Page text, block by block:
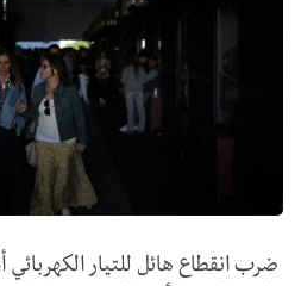
ضرب انقطاع هائل للتيار الكهربائي